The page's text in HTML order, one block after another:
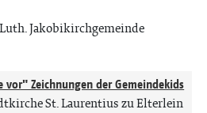
Jakobikirchgemeinde
Zeichnungen der Gemeindekids
St. Laurentius zu Elterlein